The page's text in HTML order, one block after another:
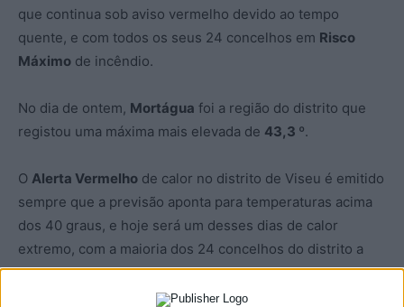
que continua sob aviso vermelho devido ao tempo
quente, e com todos os seus 24 concelhos em Risco
Máximo de incêndio.
No dia de ontem, Mortágua foi a região do distrito que
registou uma máxima mais elevada de 43,3 º.
O Alerta Vermelho de calor no distrito de Viseu é emitido
sempre que a previsão aponta para temperaturas acima
dos 40 graus, e hoje será um desses dias de calor
extremo, com a maioria dos 24 concelhos do distrito a
apresentarem esses valores de temperatura, com
Tabuaço a poder chegar aos 44 e São João da Pesqueira